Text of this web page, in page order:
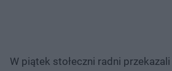
W piątek stołeczni radni